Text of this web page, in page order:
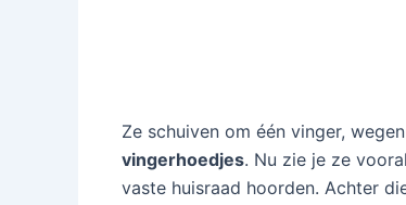
Ze schuiven om één vinger,
vingerhoedjes. Nu zie je ze
vaste huisraad hoorden. Achter